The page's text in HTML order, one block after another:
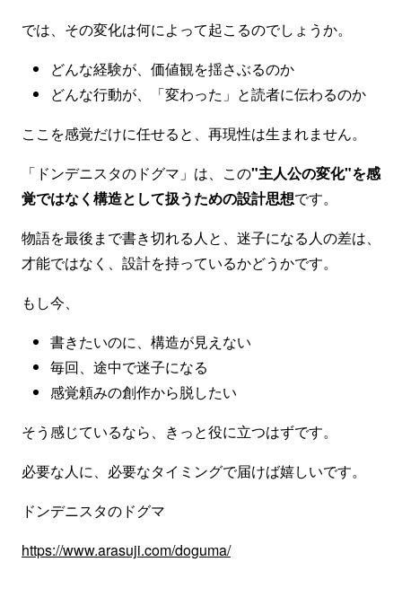
では、その変化は何によって起こるのでしょうか。
どんな経験が、価値観を揺さぶるのか
どんな行動が、「変わった」と読者に伝わるのか
ここを感覚だけに任せると、再現性は生まれません。
「ドンデニスタのドグマ」は、この"主人公の変化"を感
覚ではなく構造として扱うための設計思想です。
物語を最後まで書き切れる人と、迷子になる人の差は、
才能ではなく、設計を持っているかどうかです。
もし今、
書きたいのに、構造が見えない
毎回、途中で迷子になる
感覚頼みの創作から脱したい
そう感じているなら、きっと役に立つはずです。
必要な人に、必要なタイミングで届けば嬉しいです。
ドンデニスタのドグマ
https://www.arasuji.com/doguma/